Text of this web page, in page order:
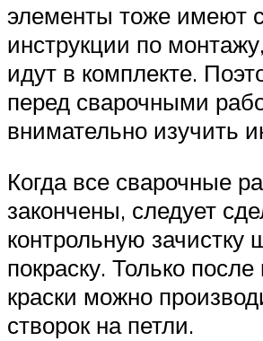
элементы тоже имеют
инструкции по
идут в комплекте.
перед сварочными
внимательно изучить
Когда все сварочные
закончены, следует
контрольную зачистку
покраску. Только
краски можно
створок на петли.